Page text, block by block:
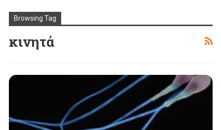
Browsing Tag
κινητά